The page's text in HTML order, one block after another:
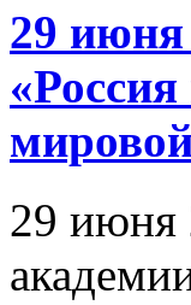
29 июня
29 июня